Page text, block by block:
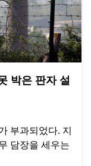
박은 판자 설
부과되었다. 지
담장을 세우는